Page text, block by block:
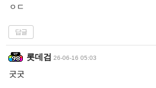
ㅇㄷ
답글
롯데검 26-06-16 05:03
굿굿